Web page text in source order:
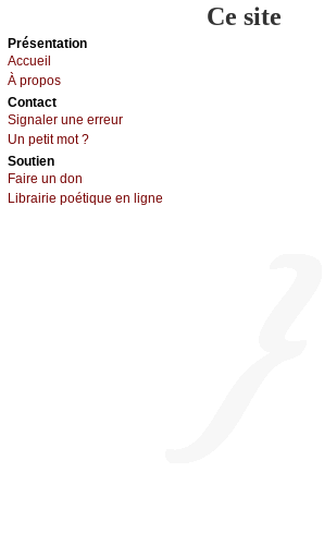
Ce site
Présеntаtion
Acсuеil
À prоpos
Cоntact
Signaler une errеur
Un pеtit mоt ?
Sоutien
Fаirе un dоn
Librairiе pоétique en lignе